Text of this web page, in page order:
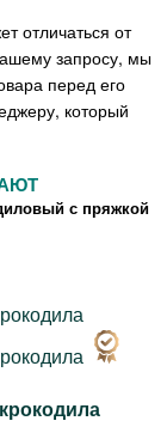
отличаться от
запросу, мы
перед его
который
с пряжкой